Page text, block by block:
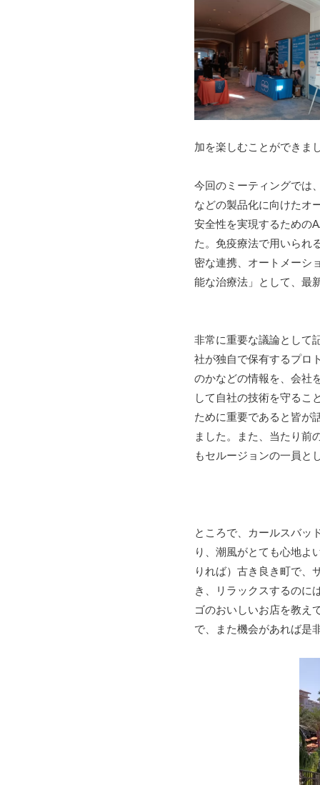
加を楽しむことができま
今回のミーティングでは
などの製品化に向けたオ
安全性を実現するための
た。免疫療法で用いられ
密な連携、オートメーシ
能な治療法」として、最
非常に重要な議論として
社が独自で保有するプロ
のかなどの情報を、会社
して自社の技術を守るこ
ために重要であると皆が
ました。また、当たり前
もセルージョンの一員と
ところで、カールスバッ
り、潮風がとても心地よ
りれば）古き良き町で、
き、リラックスするのに
ゴのおいしいお店を教え
で、また機会があれば是